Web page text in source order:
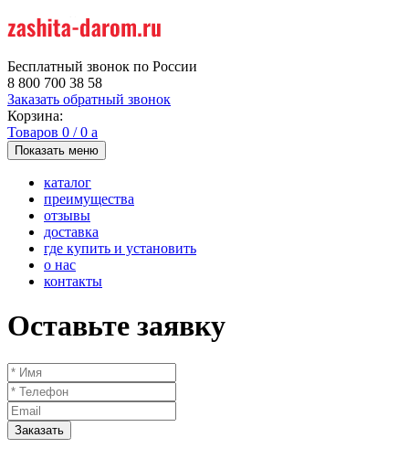
Бесплатный звонок по России
8 800 700 38 58
Заказать обратный звонок
Корзина:
Товаров 0 /0 a
Показать меню
каталог
преимущества
отзывы
доставка
где купить и установить
о нас
контакты
Оставьте заявку